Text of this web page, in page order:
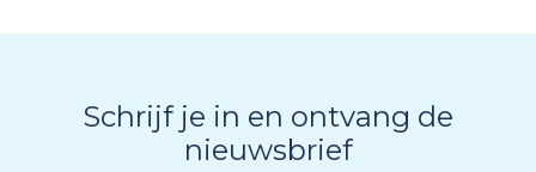
Schrijf je in en ontvang de
nieuwsbrief